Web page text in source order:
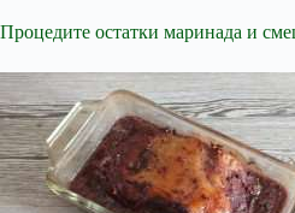
Процедите остатки маринада и